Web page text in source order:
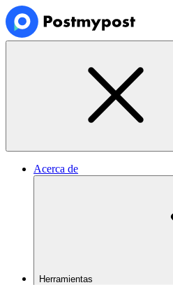
Acerca de
Herramientas